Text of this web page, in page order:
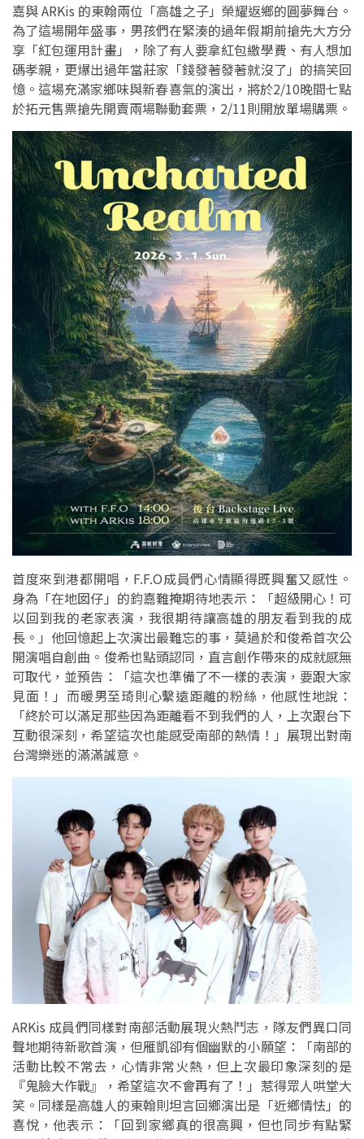
嘉與 ARKis 的東翰兩位「高雄之子」榮耀返鄉的圓夢舞台。
為了這場開年盛事，男孩們在緊湊的過年假期前搶先大方分
享「紅包運用計畫」，除了有人要拿紅包繳學費、有人想加
碼孝親，更爆出過年當莊家「錢發著發著就沒了」的搞笑回
憶。這場充滿家鄉味與新春喜氣的演出，將於2/10晚間七點
於拓元售票搶先開賣兩場聯動套票，2/11則開放單場購票。
首度來到港都開唱，F.F.O成員們心情顯得既興奮又感性。
身為「在地囡仔」的鈞嘉難掩期待地表示：「超級開心！可
以回到我的老家表演，我很期待讓高雄的朋友看到我的成
長。」他回憶起上次演出最難忘的事，莫過於和俊希首次公
開演唱自創曲。俊希也點頭認同，直言創作帶來的成就感無
可取代，並預告：「這次也準備了不一樣的表演，要跟大家
見面！」而暖男至琦則心繫遠距離的粉絲，他感性地說：
「終於可以滿足那些因為距離看不到我們的人，上次跟台下
互動很深刻，希望這次也能感受南部的熱情！」展現出對南
台灣樂迷的滿滿誠意。
ARKis 成員們同樣對南部活動展現火熱鬥志，隊友們異口同
聲地期待新歌首演，但雁凱卻有個幽默的小願望：「南部的
活動比較不常去，心情非常火熱，但上次最印象深刻的是
『鬼臉大作戰』，希望這次不會再有了！」惹得眾人哄堂大
笑。同樣是高雄人的東翰則坦言回鄉演出是「近鄉情怯」的
喜悅，他表示：「回到家鄉真的很高興，但也同步有點緊